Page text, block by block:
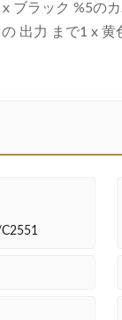
ブラック %5の
出力 まで1 x